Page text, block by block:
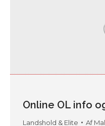
Online OL info
Landshold & Elite Af